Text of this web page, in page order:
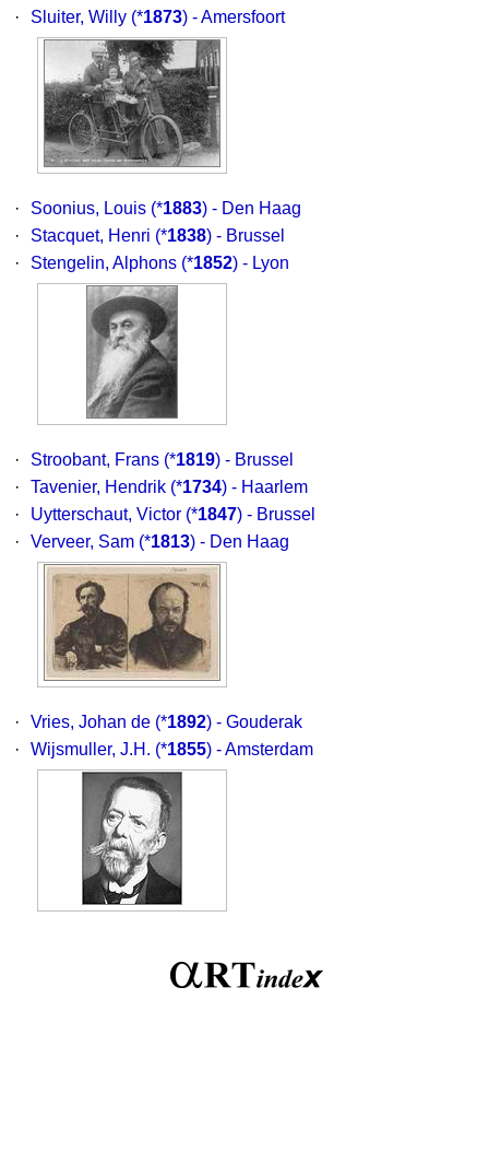
· Sluiter, Willy (*1873) - Amersfoort
· Soonius, Louis (*1883) - Den Haag
·
Stacquet, Henri (*1838) - Brussel
·
Stengelin, Alphons (*1852) - Lyon
· Stroobant, Frans (*1819) - Brussel
·
Tavenier, Hendrik (*1734) - Haarlem
·
Uytterschaut, Victor (*1847) - Brussel
·
Verveer, Sam (*1813) - Den Haag
· Vries, Johan de (*1892) - Gouderak
·
Wijsmuller, J.H. (*1855) - Amsterdam